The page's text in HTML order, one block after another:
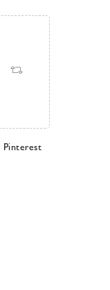
Pinterest